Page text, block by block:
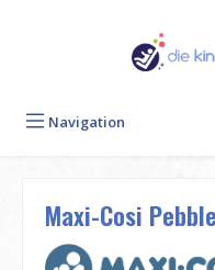
Navigation
Maxi-Cosi